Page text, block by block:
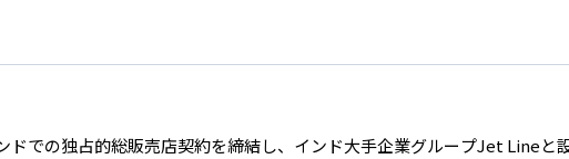
での独占的総販売店契約を締結し、インド大手企業グループJet Lineと